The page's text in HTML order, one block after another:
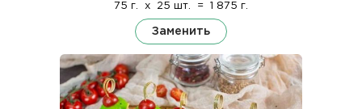
75 г. x 25 шт. = 1 875 г.
Заменить